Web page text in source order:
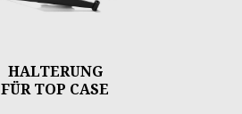
HALTERUNG
FÜR TOP CASE